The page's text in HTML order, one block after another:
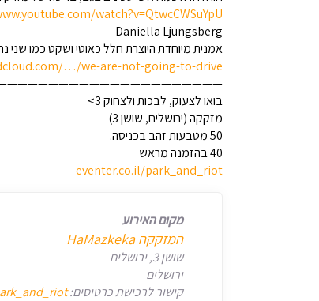
watch?v=QtwcCWSuYpU
Daniella Ljungsberg
אמנית מיוחדת היוצרת חלל כאוטי ושקט כמו
…/we-are-not-going-to-drive…
בואו לצעוק, לבכות ולצחוק 3>
מזקקה (ירושלים, שושן 3)
50 מטבעות זהב בכניסה.
40 בהזמנה מראש
eventer.co.il/park_and_riot
מקום האירוע
המזקקה HaMazkeka
שושן 3, ירושלים
ירושלים
קישור לרכישת כרטיסים: